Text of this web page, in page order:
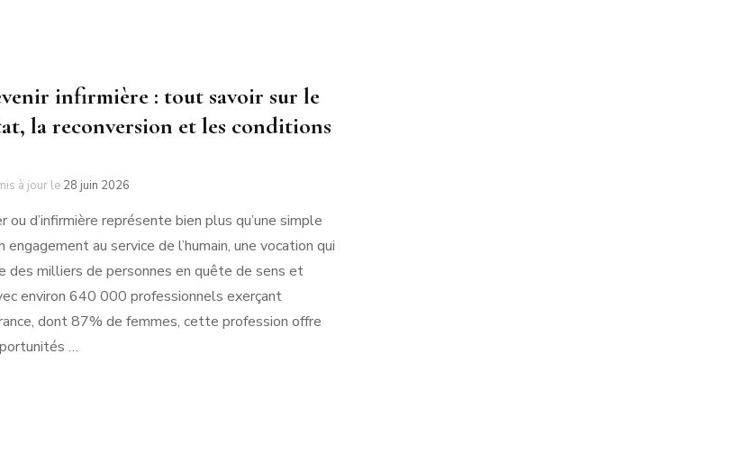
infirmière : tout savoir sur le
la reconversion et les conditions
à jour le 28 juin 2026
ou d’infirmière représente bien plus qu’une simple
engagement au service de l’humain, une vocation qui
des milliers de personnes en quête de sens et
environ 640 000 professionnels exerçant
dont 87% de femmes, cette profession offre
…